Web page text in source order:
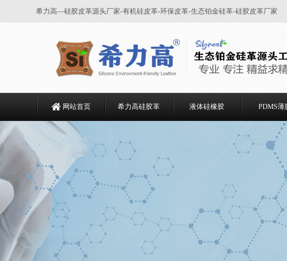
希力高—硅胶皮革源头厂家-有机硅皮革-环保皮革-生态铂金硅革-硅胶皮革厂家
网站首页 希力高硅胶革 液体硅橡胶 PDMS薄